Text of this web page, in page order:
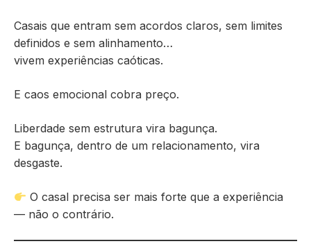
Casais que entram sem acordos claros, sem limites
definidos e sem alinhamento…
vivem experiências caóticas.
E caos emocional cobra preço.
Liberdade sem estrutura vira bagunça.
E bagunça, dentro de um relacionamento, vira
desgaste.
O casal precisa ser mais forte que a experiência
— não o contrário.